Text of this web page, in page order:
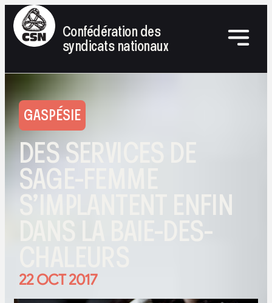
Confédération des
syndicats nationaux
GASPÉSIE
DES SERVICES DE
SAGE-FEMME
S’IMPLANTENT ENFIN
DANS LA BAIE-DES-
22 OCT 2017